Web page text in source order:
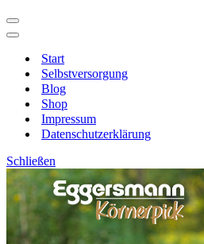
Navigationsmenü
Navigationsmenü
Start
Selbstversorgung
Blog
Shop
Impressum
Datenschutzerklärung
Schließen